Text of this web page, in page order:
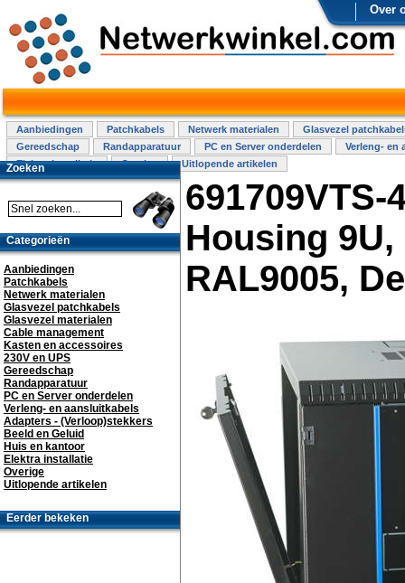
Over
Aanbiedingen Patchkabels Netwerk materialen
Glasvezel
Gereedschap
Randapparatuur PC en Server onderdelen
Verleng- en
Elektra installatie
Overige Uitlopende artikelen
691709VTS-
Housing
RAL9005,
Zoeken
Categorieën
Aanbiedingen
Patchkabels
Netwerk materialen
Glasvezel patchkabels
Glasvezel materialen
Cable management
Kasten en accessoires
230V en UPS
Gereedschap
Randapparatuur
PC en Server onderdelen
Verleng- en aansluitkabels
Adapters - (Verloop)stekkers
Beeld en Geluid
Huis en kantoor
Elektra installatie
Overige
Uitlopende artikelen
Eerder bekeken